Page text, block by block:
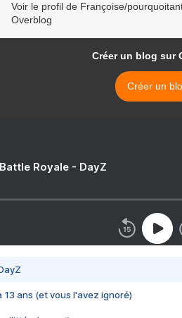
Voir le profil de Françoise/
Overblog
Créer un blog sur
Créer un
Royale - DayZ
13 ans (et vous l'avez ignoré)